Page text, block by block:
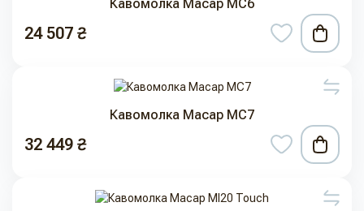
Кавомолка Macap MC6
24 507 ₴
Кавомолка Macap MC7
32 449 ₴